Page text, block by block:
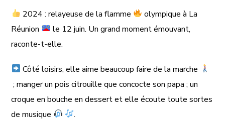
2024 : relayeuse de la flamme
olympique à La
Réunion
le 12 juin. Un grand moment émouvant,
raconte-t-elle.
Côté loisirs, elle aime beaucoup faire de la marche
; manger un pois citrouille que concocte son papa ; un
croque en bouche en dessert et elle écoute toute sortes
de musique
.